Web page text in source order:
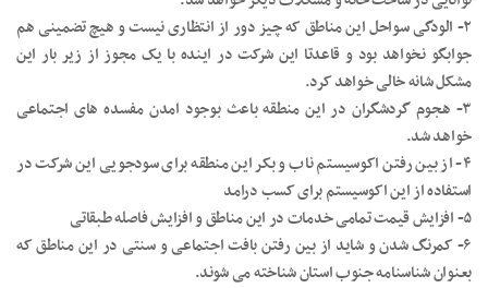
۲- الودگی سواحل این مناطق که چیز دور از انتظاری نیست و هیچ تضمینی هم
جوابگو نخواهد بود و قاعدتا این شرکت در اینده با یک مجوز از زیر بار این
مشکل شانه خالی خواهد کرد.
۳- هجوم گردشگران در این منطقه باعث بوجود امدن مفسده های اجتماعی
خواهد شد.
۴- از بین رفتن اکوسیستم ناب و بکر این منطقه برای سودجویی این شرکت در
استفاده از این اکوسیستم برای کسب درامد
۵- افزایش قیمت تمامی خدمات در این مناطق و افزایش فاصله طبقاتی
۶- کمرنگ شدن و شاید از بین رفتن بافت اجتماعی و سنتی در این مناطق که
بعنوان شناسنامه جنوب استان شناخته می شوند.